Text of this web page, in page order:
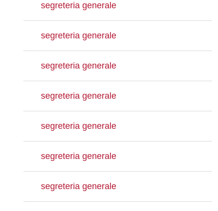
segreteria generale
segreteria generale
segreteria generale
segreteria generale
segreteria generale
segreteria generale
segreteria generale